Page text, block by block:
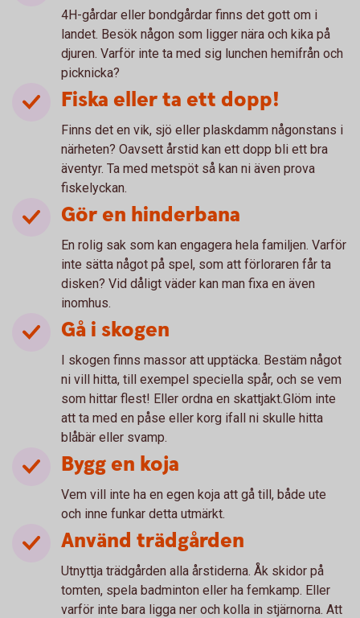
4H-gårdar eller bondgårdar finns det gott om i
landet. Besök någon som ligger nära och kika på
djuren. Varför inte ta med sig lunchen hemifrån och
picknicka?
Fiska eller ta ett dopp!
Finns det en vik, sjö eller plaskdamm någonstans i
närheten? Oavsett årstid kan ett dopp bli ett bra
äventyr. Ta med metspöt så kan ni även prova
fiskelyckan.
Gör en hinderbana
En rolig sak som kan engagera hela familjen. Varför
inte sätta något på spel, som att förloraren får ta
disken? Vid dåligt väder kan man fixa en även
inomhus.
Gå i skogen
I skogen finns massor att upptäcka. Bestäm något
ni vill hitta, till exempel speciella spår, och se vem
som hittar flest! Eller ordna en skattjakt.Glöm inte
att ta med en påse eller korg ifall ni skulle hitta
blåbär eller svamp.
Bygg en koja
Vem vill inte ha en egen koja att gå till, både ute
och inne funkar detta utmärkt.
Använd trädgården
Utnyttja trädgården alla årstiderna. Åk skidor på
tomten, spela badminton eller ha femkamp. Eller
varför inte bara ligga ner och kolla in stjärnorna. Att